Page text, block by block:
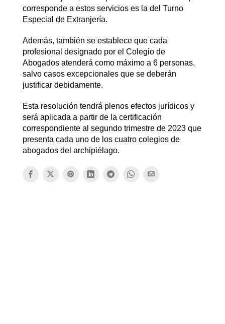
corresponde a estos servicios es la del Turno
Especial de Extranjería.
Además, también se establece que cada
profesional designado por el Colegio de
Abogados atenderá como máximo a 6 personas,
salvo casos excepcionales que se deberán
justificar debidamente.
Esta resolución tendrá plenos efectos jurídicos y
será aplicada a partir de la certificación
correspondiente al segundo trimestre de 2023 que
presenta cada uno de los cuatro colegios de
abogados del archipiélago.